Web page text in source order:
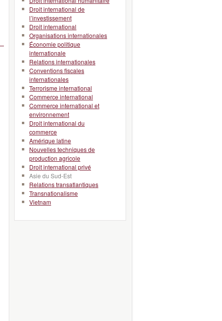
Droit international de
l’investissement
Droit international
Organisations internationales
Économie politique
internationale
Relations internationales
Conventions fiscales
internationales
Terrorisme international
Commerce international
Commerce international et
environnement
Droit international du
commerce
Amérique latine
Nouvelles techniques de
production agricole
Droit international privé
Asie du Sud-Est
Relations transatlantiques
Transnationalisme
Vietnam